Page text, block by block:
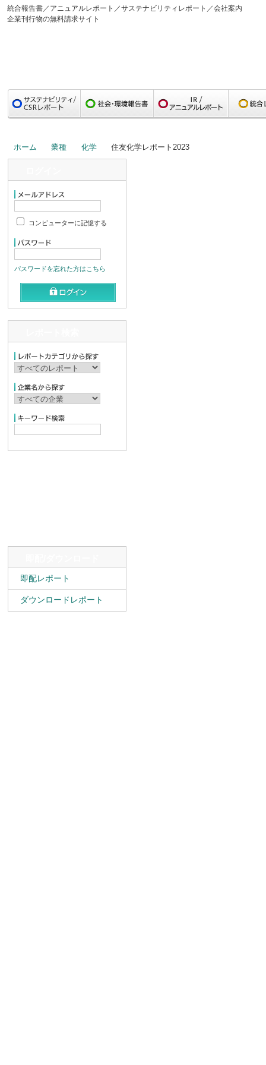
統合報告書／アニュアルレポート／サステナビリティレポート／会社案内
企業刊行物の無料請求サイト
ホーム 業種 化学 住友化学レポート2023
コンピューターに記憶する
パスワードを忘れた方はこちら
即配レポート
ダウンロードレポート